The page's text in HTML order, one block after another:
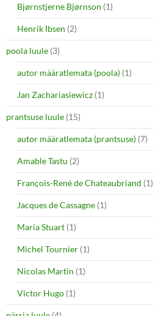
Bjørnstjerne Bjørnson (1)
Henrik Ibsen (2)
poola luule (3)
autor määratlemata (poola) (1)
Jan Zachariasiewicz (1)
prantsuse luule (15)
autor määratlemata (prantsuse) (7)
Amable Tastu (2)
François-René de Chateaubriand (1)
Jacques de Cassagne (1)
Maria Stuart (1)
Michel Tournier (1)
Nicolas Martin (1)
Victor Hugo (1)